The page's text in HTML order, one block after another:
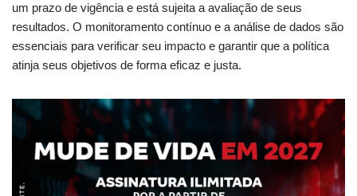
um prazo de vigência e está sujeita a avaliação de seus
resultados. O monitoramento contínuo e a análise de dados são
essenciais para verificar seu impacto e garantir que a política
atinja seus objetivos de forma eficaz e justa.